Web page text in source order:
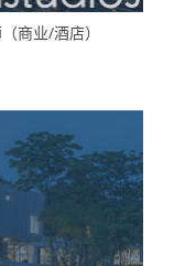
商业/酒店）